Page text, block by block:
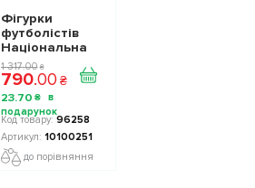
Фігурки
футболістів
Національна
Збірна України
TOP FOOTBALL
STARS
Collection 2
10100251
1 317.00 ₴
790.00 ₴
23.70 ₴
96258
10100251
до порівняння